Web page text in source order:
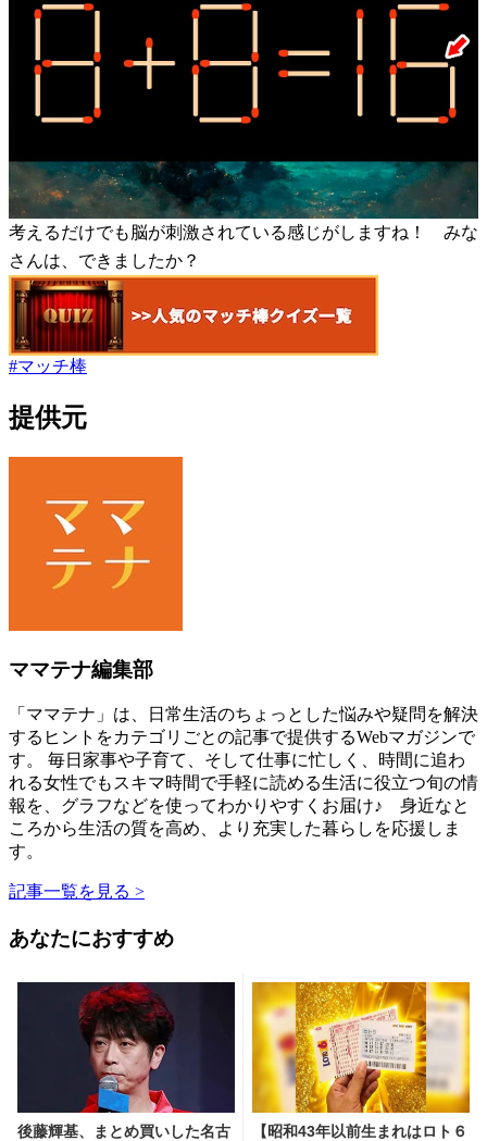
考えるだけでも脳が刺激されている感じがしますね！ みな
さんは、できましたか？
#マッチ棒
提供元
ママテナ編集部
「ママテナ」は、日常生活のちょっとした悩みや疑問を解決
するヒントをカテゴリごとの記事で提供するWebマガジンで
す。 毎日家事や子育て、そして仕事に忙しく、時間に追わ
れる女性でもスキマ時間で手軽に読める生活に役立つ旬の情
報を、グラフなどを使ってわかりやすくお届け♪ 身近なと
ころから生活の質を高め、より充実した暮らしを応援しま
す。
記事一覧を見る >
あなたにおすすめ
後藤輝基、まとめ買いした名古
【昭和43年以前生まれはロト６